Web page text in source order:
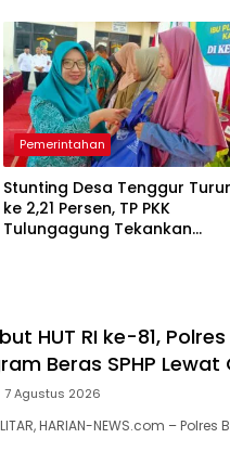
Pemerintahan
Stunting Desa Tenggur
ke 2,21 Persen, TP PKK
Tulungagung Tekankan
HUT RI ke-81,
Beras SPHP
7 Agustus 2026
HARIAN-NEWS.com –